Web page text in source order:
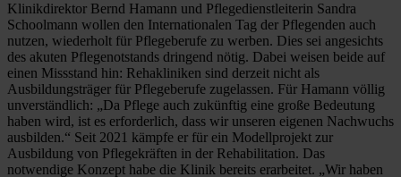
Klinikdirektor Bernd Hamann und Pflegedienstleiterin Sandra
Schoolmann wollen den Internationalen Tag der Pflegenden auch
nutzen, wiederholt für Pflegeberufe zu werben. Dies sei angesichts
des akuten Pflegenotstands dringend nötig. Dabei weisen beide auf
einen Missstand hin: Rehakliniken sind derzeit nicht als
Ausbildungsträger für Pflegeberufe zugelassen. Für Hamann völlig
unverständlich: „Da Pflege auch zukünftig eine große Bedeutung
haben wird, ist es erforderlich, dass wir unseren eigenen Nachwuchs
ausbilden.“ Seit 2021 kämpfe er für ein Modellprojekt zur
Ausbildung von Pflegekräften in der Rehabilitation. Das
notwendige Konzept habe die Klinik bereits erarbeitet. „Wir haben